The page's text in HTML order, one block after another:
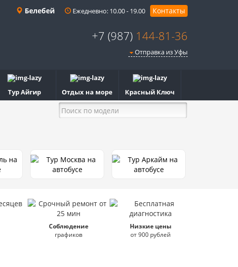
Белебей Ежедневно: 10.00 - 19.00 Контакты
+7 (987) 144-81-36
Отправка из Уфы
Тур Айгир Отдых на море Красный Ключ
Соблюдение
графиков
Низкие цены
от 900 рублей